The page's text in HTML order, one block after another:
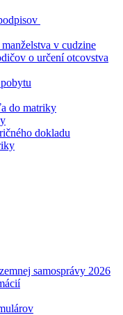
v cudzine
o určení otcovstva
do matriky
dokladu
samosprávy 2026